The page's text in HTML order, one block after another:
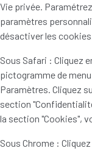
Vie privée.
paramètres
désactiver les
Sous Safari : Cliquez
pictogramme de
Paramètres. Cliquez
section
la section "Cookies",
Sous Chrome :